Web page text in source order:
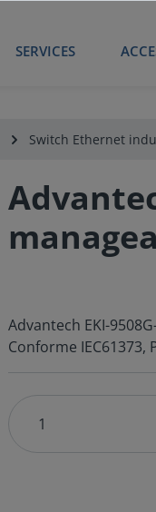
SERVICES
Switch Ethernet
Advantech EKI-
Conforme IEC61373,